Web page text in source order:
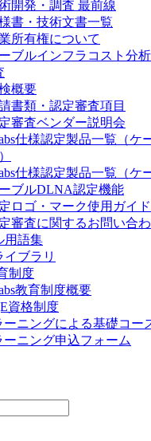
開発・調査 最前線
書・技術文書一覧
所有権について
ブルインフラコスト分
概要
書類・認定審査項目
審査ベンダー説明会
仕様認定製品一覧（ケ
仕様認定製品一覧（ケ
ブルDLNA認定機能
ロゴ・マーク使用ガイ
審査に関するお問い合
用語集
イブラリ
制度
教育制度概要
資格制度
ーニングによる基礎コー
ーニング申込フォーム